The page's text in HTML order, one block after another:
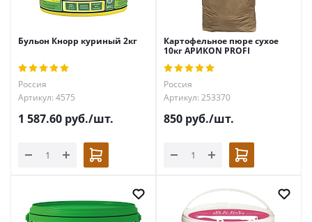
Бульон Кнорр куриный 2кг
Россия
Артикул: 4575
1 587.60 руб./шт.
Картофельное пюре сухое
10кг АРИКON PROFI
Россия
Артикул: 253370
850 руб./шт.